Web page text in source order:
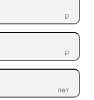
₽
₽
лет